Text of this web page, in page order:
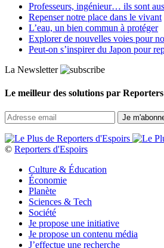
Professeurs, ingénieur… ils sont
Repenser notre place dans le vivant
L’eau, un bien commun à protéger
Explorer de nouvelles voies pour
Peut‑on s’inspirer du Japon pour
La Newsletter
Le meilleur des solutions par
© Reporters d'Espoirs
Culture & Éducation
Économie
Planète
Sciences & Tech
Société
Je propose une initiative
Je propose un contenu média
J’effectue une recherche